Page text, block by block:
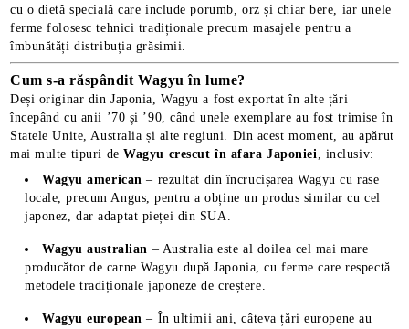
cu o dietă specială care include porumb, orz și chiar bere, iar unele
ferme folosesc tehnici tradiționale precum masajele pentru a
îmbunătăți distribuția grăsimii.
Cum s-a răspândit Wagyu în lume?
Deși originar din Japonia, Wagyu a fost exportat în alte țări
începând cu anii ’70 și ’90, când unele exemplare au fost trimise în
Statele Unite, Australia și alte regiuni. Din acest moment, au apărut
mai multe tipuri deWagyu crescut în afara Japoniei, inclusiv:
Wagyu american – rezultat din încrucișarea Wagyu cu rase
locale, precum Angus, pentru a obține un produs similar cu cel
japonez, dar adaptat pieței din SUA.
Wagyu australian – Australia este al doilea cel mai mare
producător de carne Wagyu după Japonia, cu ferme care respectă
metodele tradiționale japoneze de creștere.
Wagyu european – În ultimii ani, câteva țări europene au